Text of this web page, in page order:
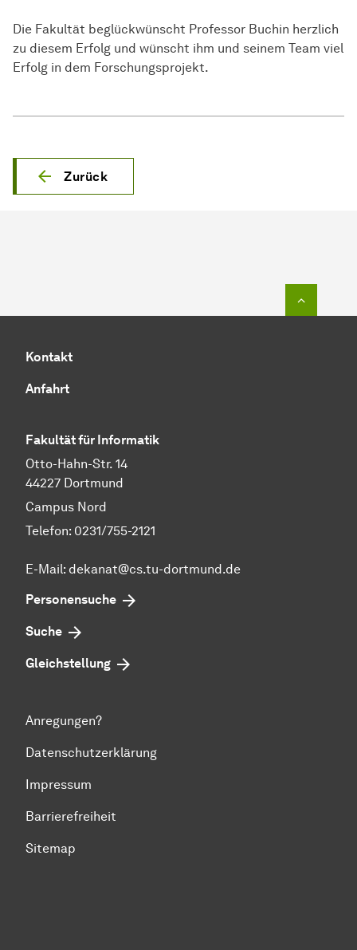
Die Fakultät beglückwünscht Professor Buchin herzlich
zu diesem Erfolg und wünscht ihm und seinem Team viel
Erfolg in dem Forschungsprojekt.
Zurück
Kontakt
Anfahrt
Fakultät für Informatik
Otto-Hahn-Str. 14
44227 Dortmund
Campus Nord
Telefon: 0231/755-2121
E-Mail: dekanat@cs.tu-dortmund.de
Personensuche
Suche
Gleichstellung
Anregungen?
Datenschutzerklärung
Impressum
Barrierefreiheit
Sitemap